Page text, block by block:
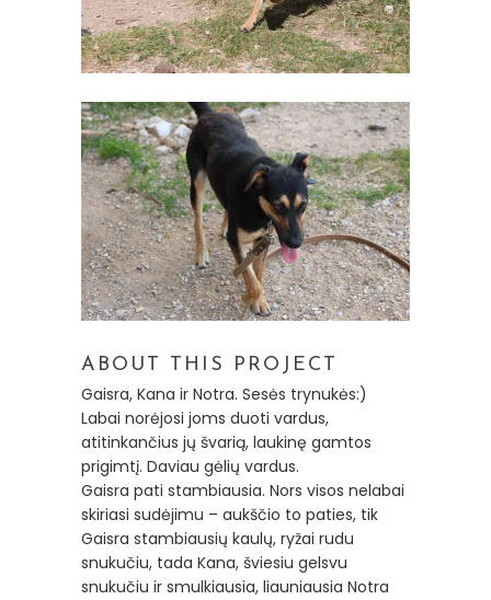
ABOUT THIS PROJECT
Gaisra, Kana ir Notra. Sesės trynukės:)
Labai norėjosi joms duoti vardus,
atitinkančius jų švarią, laukinę gamtos
prigimtį. Daviau gėlių vardus.
Gaisra pati stambiausia. Nors visos nelabai
skiriasi sudėjimu – aukščio to paties, tik
Gaisra stambiausių kaulų, ryžai rudu
snukučiu, tada Kana, šviesiu gelsvu
snukučiu ir smulkiausia, liauniausia Notra